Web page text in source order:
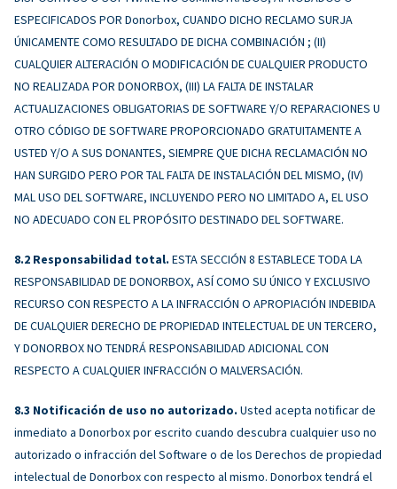
ESPECIFICADOS POR Donorbox, CUANDO DICHO RECLAMO SURJA
ÚNICAMENTE COMO RESULTADO DE DICHA COMBINACIÓN ; (II)
CUALQUIER ALTERACIÓN O MODIFICACIÓN DE CUALQUIER PRODUCTO
NO REALIZADA POR DONORBOX, (III) LA FALTA DE INSTALAR
ACTUALIZACIONES OBLIGATORIAS DE SOFTWARE Y/O REPARACIONES U
OTRO CÓDIGO DE SOFTWARE PROPORCIONADO GRATUITAMENTE A
USTED Y/O A SUS DONANTES, SIEMPRE QUE DICHA RECLAMACIÓN NO
HAN SURGIDO PERO POR TAL FALTA DE INSTALACIÓN DEL MISMO, (IV)
MAL USO DEL SOFTWARE, INCLUYENDO PERO NO LIMITADO A, EL USO
NO ADECUADO CON EL PROPÓSITO DESTINADO DEL SOFTWARE.
Responsabilidad total. ESTA SECCIÓN 8 ESTABLECE TODA LA
RESPONSABILIDAD DE DONORBOX, ASÍ COMO SU ÚNICO Y EXCLUSIVO
RECURSO CON RESPECTO A LA INFRACCIÓN O APROPIACIÓN INDEBIDA
DE CUALQUIER DERECHO DE PROPIEDAD INTELECTUAL DE UN TERCERO,
Y DONORBOX NO TENDRÁ RESPONSABILIDAD ADICIONAL CON
RESPECTO A CUALQUIER INFRACCIÓN O MALVERSACIÓN.
Notificación de uso no autorizado. Usted acepta notificar de
inmediato a Donorbox por escrito cuando descubra cualquier uso no
autorizado o infracción del Software o de los Derechos de propiedad
intelectual de Donorbox con respecto al mismo. Donorbox tendrá el